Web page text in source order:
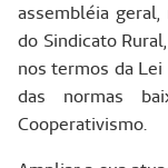
assembléia geral,
do Sindicato
nos termos da Lei
das normas
Cooperativismo.